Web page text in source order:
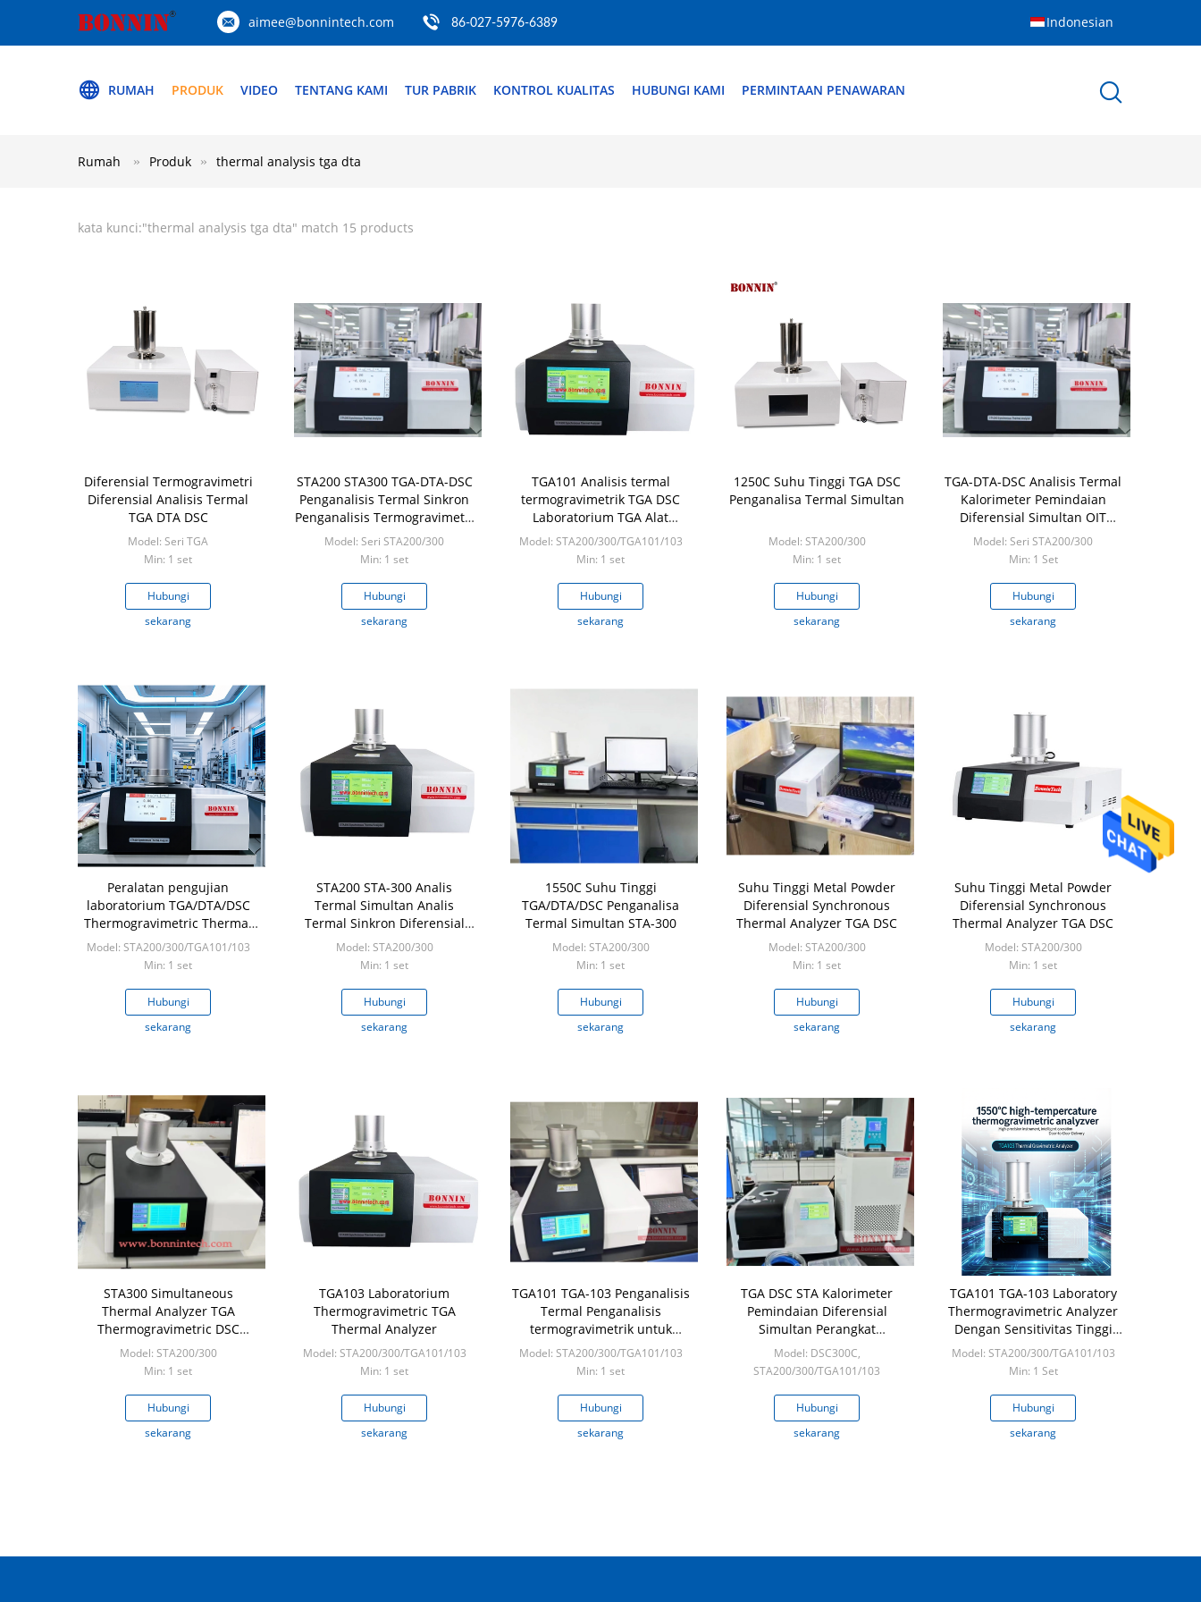
aimee@bonnintech.com 86-027-5976-6389 Indonesian
RUMAH PRODUK VIDEO TENTANG KAMI TUR PABRIK KONTROL KUALITAS HUBUNGI KAMI PERMINTAAN PENAWARAN
Rumah Produk thermal analysis tga dta
kata kunci:"thermal analysis tga dta" match 15 products
Diferensial Termogravimetri
Diferensial Analisis Termal
TGA DTA DSC
Model: Seri TGA
Min: 1 set
Hubungi
sekarang
STA200 STA300 TGA-DTA-DSC
Penganalisis Termal Sinkron
Penganalisis Termogravimetri
TGA
Model: Seri STA200/300
Min: 1 set
Hubungi
sekarang
TGA101 Analisis termal
termogravimetrik TGA DSC
Laboratorium TGA Alat
pengujian analizer termal
Model: STA200/300/TGA101/103
Min: 1 set
Hubungi
sekarang
1250C Suhu Tinggi TGA DSC
Penganalisa Termal Simultan
Model: STA200/300
Min: 1 set
Hubungi
sekarang
TGA-DTA-DSC Analisis Termal
Kalorimeter Pemindaian
Diferensial Simultan OIT
Konduktivitas Termal Analis
Termal Sinkron STA200
Model: Seri STA200/300
Min: 1 Set
Hubungi
sekarang
Peralatan pengujian
laboratorium TGA/DTA/DSC
Thermogravimetric Thermal
Analyzer
Model: STA200/300/TGA101/103
Min: 1 set
Hubungi
sekarang
STA200 STA-300 Analis
Termal Simultan Analis
Termal Sinkron Diferensial
TGA DSC DTA
Model: STA200/300
Min: 1 set
Hubungi
sekarang
1550C Suhu Tinggi
TGA/DTA/DSC Penganalisa
Termal Simultan STA-300
Model: STA200/300
Min: 1 set
Hubungi
sekarang
Suhu Tinggi Metal Powder
Diferensial Synchronous
Thermal Analyzer TGA DSC
Model: STA200/300
Min: 1 set
Hubungi
sekarang
Suhu Tinggi Metal Powder
Diferensial Synchronous
Thermal Analyzer TGA DSC
Model: STA200/300
Min: 1 set
Hubungi
sekarang
STA300 Simultaneous
Thermal Analyzer TGA
Thermogravimetric DSC
Kalorimeter Pemindaian
Diferensial
Model: STA200/300
Min: 1 set
Hubungi
sekarang
TGA103 Laboratorium
Thermogravimetric TGA
Thermal Analyzer
Model: STA200/300/TGA101/103
Min: 1 set
Hubungi
sekarang
TGA101 TGA-103 Penganalisis
Termal Penganalisis
termogravimetrik untuk
pengujian plastik
Model: STA200/300/TGA101/103
Min: 1 set
Hubungi
sekarang
TGA DSC STA Kalorimeter
Pemindaian Diferensial
Simultan Perangkat
Penganalisis Termo-
Gravimetrik Elektronik untuk
Model: DSC300C,
STA200/300/TGA101/103
Hubungi
sekarang
TGA101 TGA-103 Laboratory
Thermogravimetric Analyzer
Dengan Sensitivitas Tinggi
0,001mW
Model: STA200/300/TGA101/103
Min: 1 Set
Hubungi
sekarang